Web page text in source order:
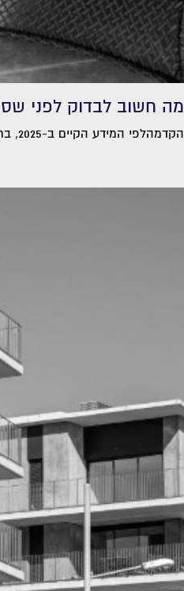
מה חשוב לבדוק לפני
הקדמהלפי המידע הקיים ב-2025, בחירת חברת ייצור מרפסות שמש תלויות היא החלטה הנוגעת לבטיחות, חוקיות...